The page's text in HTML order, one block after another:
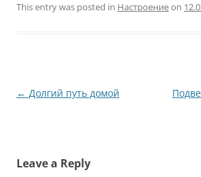
This entry was posted in Настроениеon
Post
← Долгий путь домой
Leave a Reply